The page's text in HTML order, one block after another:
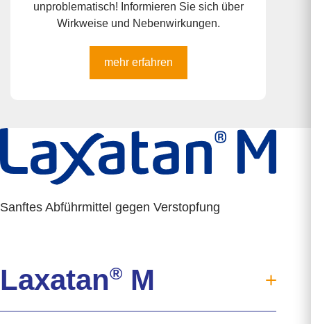
unproblematisch! Informieren Sie sich über
Wirkweise und Nebenwirkungen.
mehr erfahren
Sanftes Abführmittel gegen Verstopfung
Laxatan® M
®